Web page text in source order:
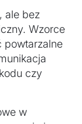
, ale bez
Wzorce
powtarzalne
czy
w